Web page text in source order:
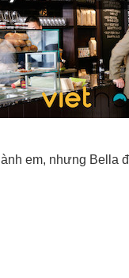
em, nhưng Bella